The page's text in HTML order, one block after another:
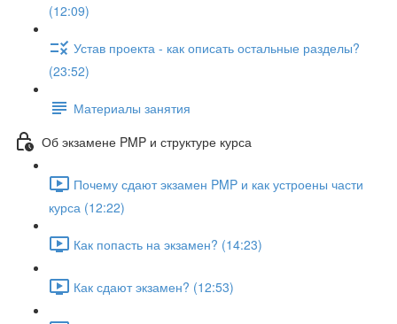
(12:09)
Устав проекта - как описать остальные разделы?
(23:52)
Материалы занятия
Об экзамене PMP и структуре курса
Почему сдают экзамен PMP и как устроены части
курса (12:22)
Как попасть на экзамен? (14:23)
Как сдают экзамен? (12:53)